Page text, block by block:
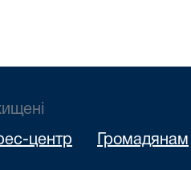
центр Громадянам